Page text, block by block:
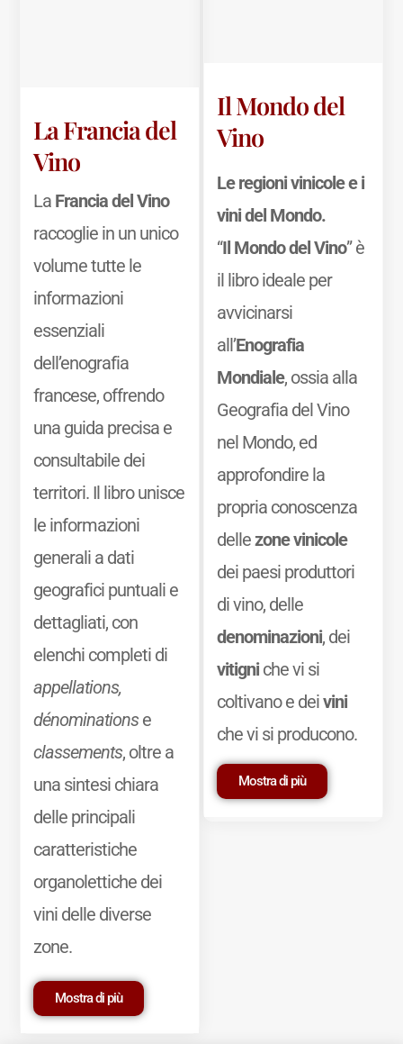
La Francia del
Vino
La Francia del Vino
raccoglie in un unico
volume tutte le
informazioni
essenziali
dell’enografia
francese, offrendo
una guida precisa e
consultabile dei
territori. Il libro unisce
le informazioni
generali a dati
geografici puntuali e
dettagliati, con
elenchi completi di
appellations,
dénominationse
classements, oltre a
una sintesi chiara
delle principali
caratteristiche
organolettiche dei
vini delle diverse
zone.
Mostra di più
Il Mondo del
Vino
Le regioni vinicole e i
vini del Mondo.
“Il Mondo del Vino” è
il libro ideale per
avvicinarsi
all’Enografia
Mondiale, ossia alla
Geografia del Vino
nel Mondo, ed
approfondire la
propria conoscenza
dellezone vinicole
dei paesi produttori
di vino, delle
denominazioni, dei
vitigniche vi si
coltivano e deivini
che vi si producono.
Mostra di più